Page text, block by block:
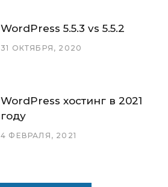
WordPress 5.5.3 vs 5.5.2
31 ОКТЯБРЯ, 2020
WordPress хостинг в 2021
году
4 ФЕВРАЛЯ, 2021